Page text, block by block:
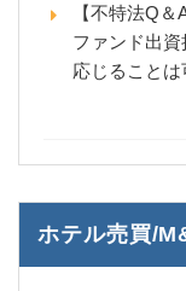
【不特法Q
ファンド出
応じることは
ホテル売買/